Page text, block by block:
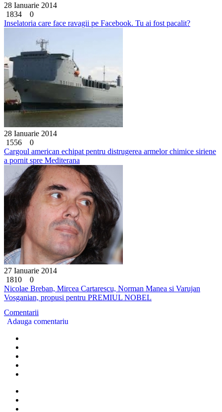
28 Ianuarie 2014
1834
0
Inselatoria care face ravagii pe Facebook. Tu ai fost pacalit?
28 Ianuarie 2014
1556
0
Cargoul american echipat pentru distrugerea armelor chimice siriene
a pornit spre Mediterana
27 Ianuarie 2014
1810
0
Nicolae Breban, Mircea Cartarescu, Norman Manea si Varujan
Vosganian, propusi pentru PREMIUL NOBEL
Comentarii
Adauga comentariu